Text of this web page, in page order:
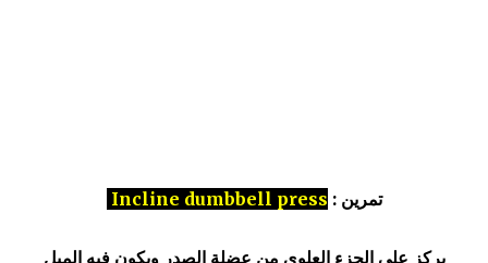
تمرين :Incline dumbbell press
يركز علي الجزء العلوي من عضلة الصدر ويكون فيه الميل